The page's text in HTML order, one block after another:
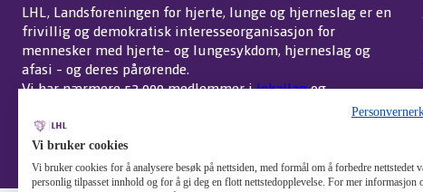
LHL, Landsforeningen for hjerte, lunge og hjerneslag er en
frivillig og demokratisk interesseorganisasjon for
mennesker med hjerte- og lungesykdom, hjerneslag og
afasi - og deres pårørende.
Vi har nærmere 52 000 medlemmer ilokallagog
Endre cookie-innstillinger
Vi bruker cookies
Vi bruker cookies for å analysere besøk på nettsiden, med formål om å forbedre nettstedet
personlig tilpasset innhold og for å gi deg en flott nettstedopplevelse. For mer informasjon